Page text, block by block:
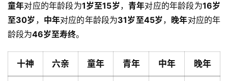
童年对应的年龄段为1岁至15岁，青年对应的年龄段为16岁
至30岁 ， 中年对应的年龄段为31岁至45岁， 晚年对应的年
龄段为46岁至寿终。
十神 六亲 童年 青年 中年 晚年